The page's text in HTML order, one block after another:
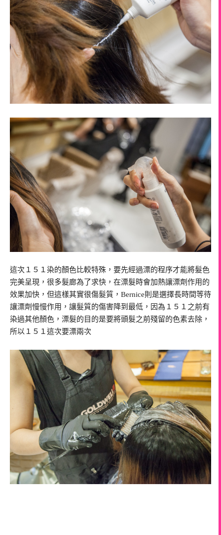
這次１５１染的顏色比較特殊，要先經過漂的程序才能將髮色
完美呈現，很多髮廊為了求快，在漂髮時會加熱讓漂劑作用的
效果加快，但這樣其實很傷髮質，Bernice則是選擇長時間等待
讓漂劑慢慢作用，讓髮質的傷害降到最低，因為１５１之前有
染過其他顏色，漂髮的目的是要將頭髮之前殘留的色素去除，
所以１５１這次要漂兩次